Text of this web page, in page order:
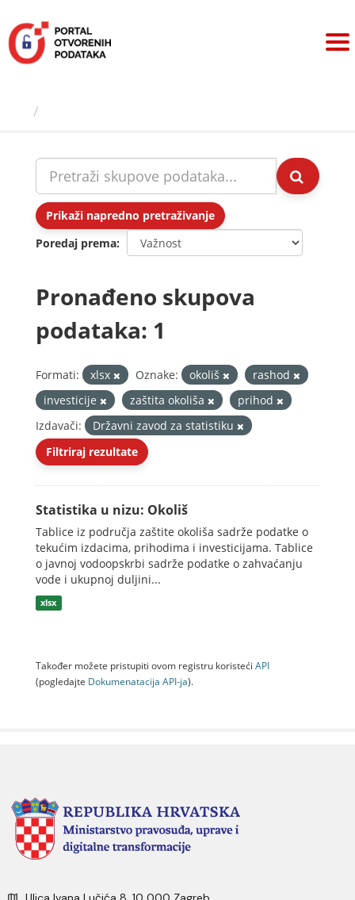
sadržaj
Prikaži napredno pretraživanje
Poredaj prema
Pronađeno skupova
podataka: 1
Formati: xlsx Oznake: okoliš
rashod
investicije
zaštita okoliša
prihod
Izdavači:
Državni zavod za statistiku
Filtriraj rezultate
Statistika u nizu: Okoliš
Tablice iz područja zaštite okoliša sadrže podatke o
tekućim izdacima, prihodima i investicijama. Tablice
o javnoj vodoopskrbi sadrže podatke o zahvaćanju
vode i ukupnoj duljini...
xlsx
Također možete pristupiti ovom registru koristeći API
(pogledajte Dokumenаtаcijа API-jа).